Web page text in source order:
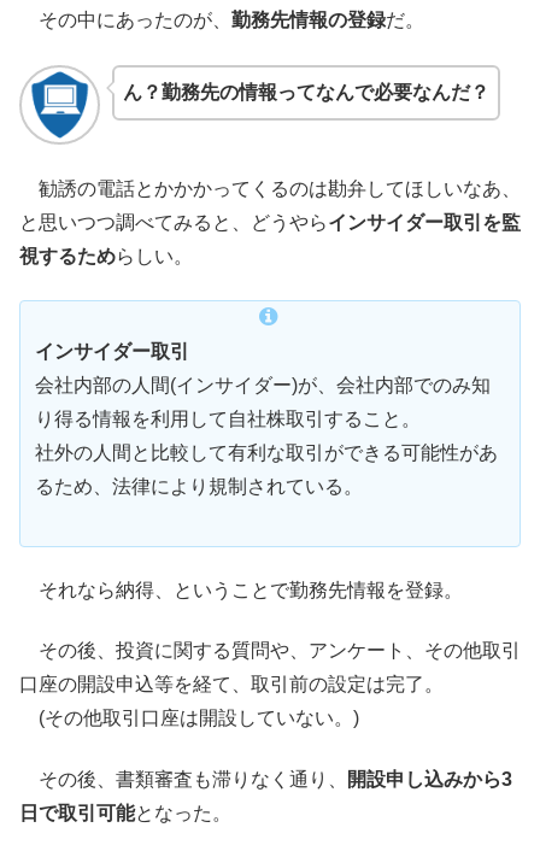
その中にあったのが、 勤務先情報の登録だ。
ん？勤務先の情報ってなんで必要なんだ？
勧誘の電話とかかかってくるのは勘弁してほしいなあ、
と思いつつ調べてみると、どうやらインサイダー取引を監
視するためらしい。
インサイダー取引
会社内部の人間(インサイダー)が、会社内部でのみ知
り得る情報を利用して自社株取引すること。
社外の人間と比較して有利な取引ができる可能性があ
るため、法律により規制されている。
それなら納得、ということで勤務先情報を登録。
その後、投資に関する質問や、アンケート、その他取引
口座の開設申込等を経て、取引前の設定は完了。
(その他取引口座は開設していない。)
その後、書類審査も滞りなく通り、
開設申し込みから3
日で取引可能となった。